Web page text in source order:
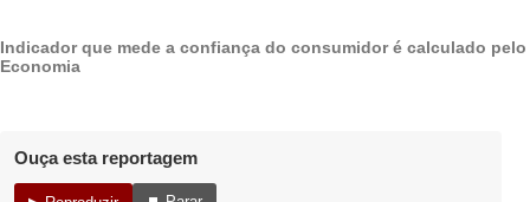
Indicador que mede a confiança do consumidor é calculado
Economia
Ouça esta reportagem